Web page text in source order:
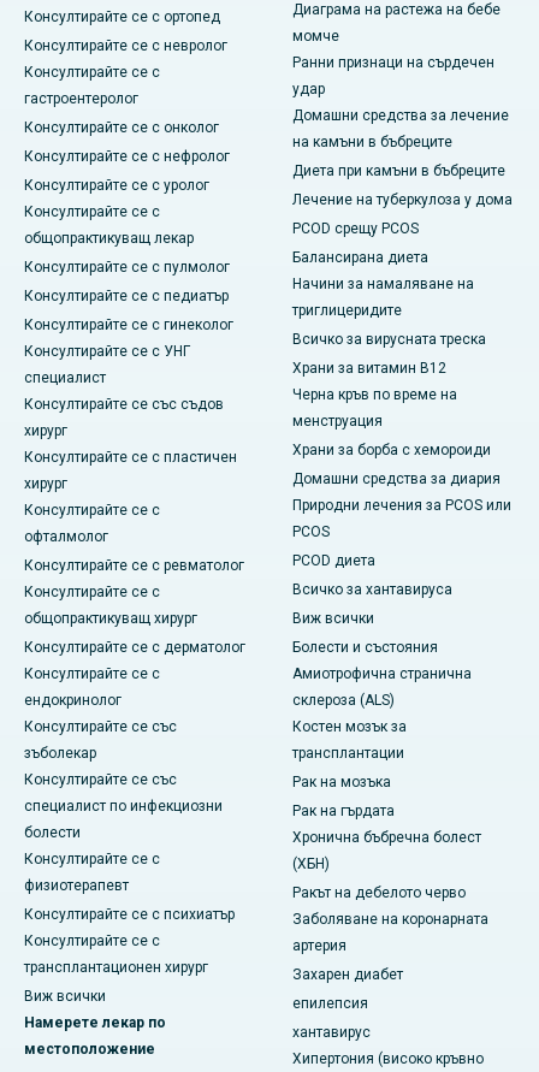
Консултирайте се с ортопед
Консултирайте се с невролог
Консултирайте се с
гастроентеролог
Консултирайте се с онколог
Консултирайте се с нефролог
Консултирайте се с уролог
Консултирайте се с
общопрактикуващ лекар
Консултирайте се с пулмолог
Консултирайте се с педиатър
Консултирайте се с гинеколог
Консултирайте се с УНГ
специалист
Консултирайте се със съдов
хирург
Консултирайте се с пластичен
хирург
Консултирайте се с
офталмолог
Консултирайте се с ревматолог
Консултирайте се с
общопрактикуващ хирург
Консултирайте се с дерматолог
Консултирайте се с
ендокринолог
Консултирайте се със
зъболекар
Консултирайте се със
специалист по инфекциозни
болести
Консултирайте се с
физиотерапевт
Консултирайте се с психиатър
Консултирайте се с
трансплантационен хирург
Виж всички
Намерете лекар по
местоположение
Диаграма на растежа на бебе
момче
Ранни признаци на сърдечен
удар
Домашни средства за лечение
на камъни в бъбреците
Диета при камъни в бъбреците
Лечение на туберкулоза у дома
PCOD срещу PCOS
Балансирана диета
Начини за намаляване на
триглицеридите
Всичко за вирусната треска
Храни за витамин B12
Черна кръв по време на
менструация
Храни за борба с хемороиди
Домашни средства за диария
Природни лечения за PCOS или
PCOS
PCOD диета
Всичко за хантавируса
Виж всички
Болести и състояния
Амиотрофична странична
склероза (ALS)
Костен мозък за
трансплантации
Рак на мозъка
Рак на гърдата
Хронична бъбречна болест
(ХБН)
Ракът на дебелото черво
Заболяване на коронарната
артерия
Захарен диабет
епилепсия
хантавирус
Хипертония (високо кръвно